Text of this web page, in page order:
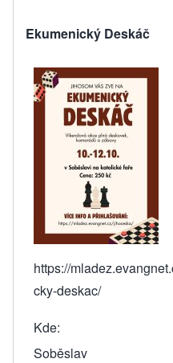
Ekumenický Deskáč
https://
cky-deskac/
Kde
Soběslav